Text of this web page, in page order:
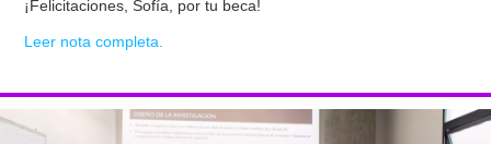
¡Felicitaciones, Sofía, por tu beca!
Leer nota completa.